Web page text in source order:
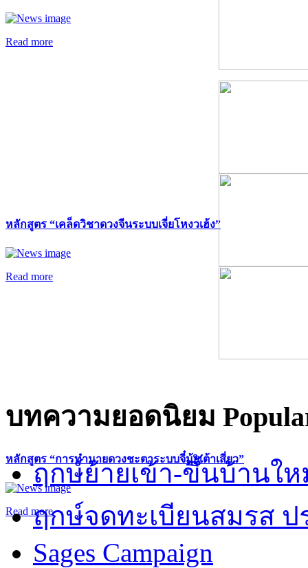
Read more
หลักสูตร “เคล็ดวิชาดวงจีนระบบเจี่ยโหงวเฮ้ง”
Read more
หลักสูตร “การทำนายดวงชะตาระบบจี๋มุ้ยเต้าเสี่ยว”
Read more
บทความยอดนิยม
ฤกษ์ย้ายเข้า-ขึ้นบ้านให
ฤกษ์จดทะเบียนสมรส ป
Sages Campaign